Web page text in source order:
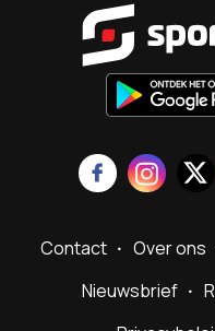
Contact Over ons
Nieuwsbrief